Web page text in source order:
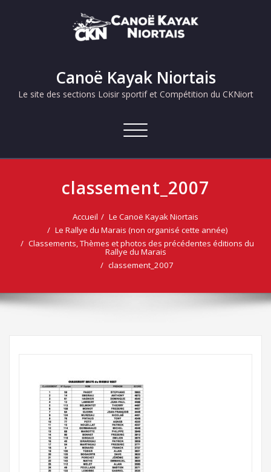
Canoë Kayak Niortais
Le site des sections Loisir sportif et Compétition du CKNiort
Afficher/masquer
navigation
classement_2007
Accueil
Le Canoë Kayak Niortais
Le Rallye du Marais (non organisé cette année)
Classements, Thèmes et photos des précédentes éditions du
Rallye du Marais
classement_2007